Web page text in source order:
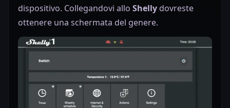
dispositivo. Collegandovi allo Shelly dovreste
ottenere una schermata del genere.